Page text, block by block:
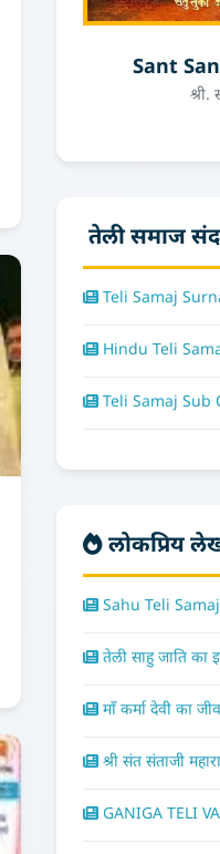
Sant
तेली समाज
Teli Samaj
Hindu Teli
Teli Samaj Sub
लोकप्रिय
Sahu Teli Samaj
तेली साहु जाति का
माँ कर्मा देवी का
श्री संत संताजी
GANIGA TELI